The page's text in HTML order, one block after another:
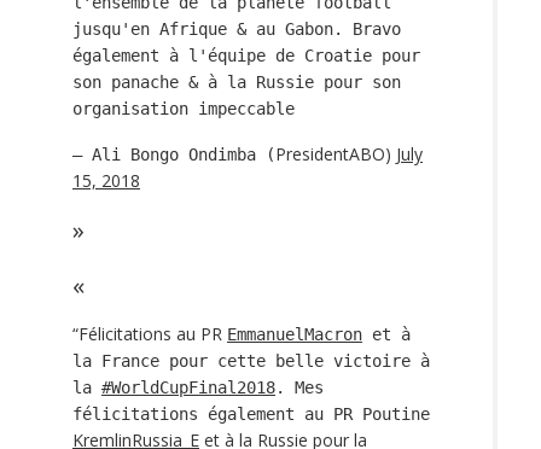
jusqu'en Afrique & au Gabon. Bravo
également à l'équipe de Croatie pour
son panache & à la Russie pour son
organisation impeccable
— Ali Bongo Ondimba (PresidentABO) July
15, 2018
“Félicitations au PR EmmanuelMacron et à
la France pour cette belle victoire à
la #WorldCupFinal2018. Mes
félicitations également au PR Poutine
KremlinRussia_E et à la Russie pour la